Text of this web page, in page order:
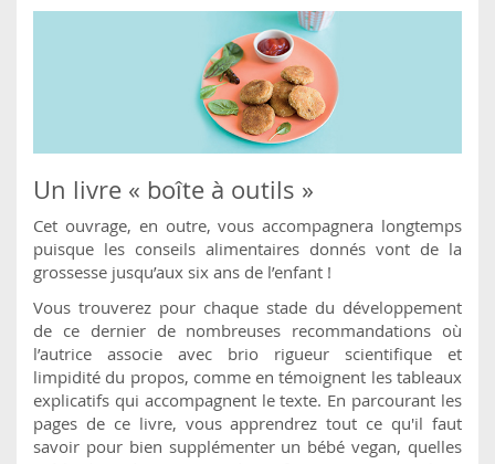
Un livre « boîte à outils »
Cet ouvrage, en outre, vous accompagnera longtemps
puisque les conseils alimentaires donnés vont de la
grossesse jusqu’aux six ans de l’enfant !
Vous trouverez pour chaque stade du développement
de ce dernier de nombreuses recommandations où
l’autrice associe avec brio rigueur scientifique et
limpidité du propos, comme en témoignent les tableaux
explicatifs qui accompagnent le texte. En parcourant les
pages de ce livre, vous apprendrez tout ce qu'il faut
savoir pour bien supplémenter un bébé vegan, quelles